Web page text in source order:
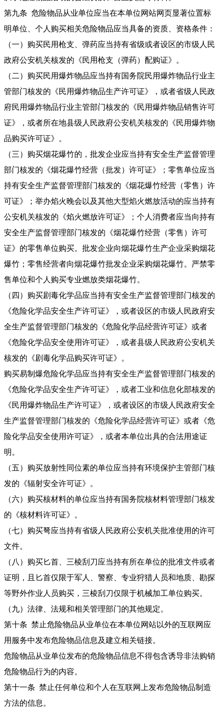
第九条 危险物品从业单位应当在本单位网站网页显著位置标
明单位、个人购买相关危险物品应当具备的资质、资格条件：
（一）购买民用枪支、弹药应当持有省级或者设区的市级人民
政府公安机关核发的《民用枪支（弹药）配购证》。
（二）购买民用爆炸物品应当持有国务院民用爆炸物品行业主
管部门核发的《民用爆炸物品生产许可证》，或者省级人民政
府民用爆炸物品行业主管部门核发的《民用爆炸物品销售许可
证》，或者所在地县级人民政府公安机关核发的《民用爆炸物
品购买许可证》。
（三）购买烟花爆竹的，批发企业应当持有安全生产监督管理
部门核发的《烟花爆竹经营（批发）许可证》；零售单位应当
持有安全生产监督管理部门核发的《烟花爆竹经营（零售）许
可证》；举办焰火晚会以及其他大型焰火燃放活动的应当持有
公安机关核发的《焰火燃放许可证》；个人消费者应当向持有
安全生产监督管理部门核发的《烟花爆竹经营（零售）许可
证》的零售单位购买。批发企业向烟花爆竹生产企业采购烟花
爆竹；零售经营者向烟花爆竹批发企业采购烟花爆竹。严禁零
售单位和个人购买专业燃放类烟花爆竹。
（四）购买剧毒化学品应当持有安全生产监督管理部门核发的
《危险化学品安全生产许可证》，或者设区的市级人民政府安
全生产监督管理部门核发的《危险化学品经营许可证》或者
《危险化学品安全使用许可证》，或者县级人民政府公安机关
核发的《剧毒化学品购买许可证》。
购买易制爆危险化学品应当持有安全生产监督管理部门核发的
《危险化学品安全生产许可证》，或者工业和信息化部核发的
《民用爆炸物品生产许可证》，或者设区的市级人民政府安全
生产监督管理部门核发的《危险化学品经营许可证》或者《危
险化学品安全使用许可证》，或者本单位出具的合法用途证
明。
（五）购买放射性同位素的单位应当持有环境保护主管部门核
发的《辐射安全许可证》。
（六）购买核材料的单位应当持有国务院核材料管理部门核发
的《核材料许可证》。
（七）购买弩应当持有省级人民政府公安机关批准使用的许可
文件。
（八）购买匕首、三棱刮刀应当持有所在单位的批准文件或者
证明，且匕首仅限于军人、警察、专业狩猎人员和地质、勘探
等野外作业人员购买，三棱刮刀仅限于机械加工单位购买。
（九）法律、法规和相关管理部门的其他规定。
第十条 禁止危险物品从业单位在本单位网站以外的互联网应
用服务中发布危险物品信息及建立相关链接。
危险物品从业单位发布的危险物品信息不得包含诱导非法购销
危险物品行为的内容。
第十一条 禁止任何单位和个人在互联网上发布危险物品制造
方法的信息。